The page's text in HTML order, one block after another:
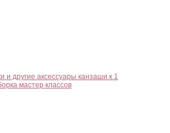
и другие аксессуары канзаши к 1
мастер классов